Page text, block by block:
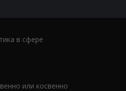
в сфере
или косвенно